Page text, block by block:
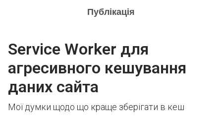
Публікація
Service Worker для
агресивного кешування
даних сайта
Мої думки щодо що краще зберігати в кеш